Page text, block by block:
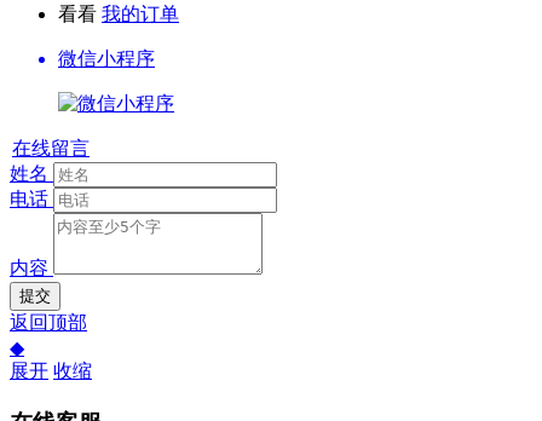
看看 我的订单
微信小程序
在线留言
姓名
电话
内容
提交
返回顶部
◆
展开 收缩